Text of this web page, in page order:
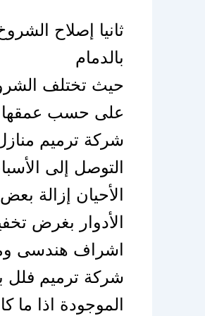
ثانيا إصلاح
بالدمام
حيث تختلف
على حسب عمقها
شركة ترميم
التوصل إلى
الأحيان إزالة
الأدوار بغرض
اشراف هندسى
شركة ترميم فلل
الموجودة اذا